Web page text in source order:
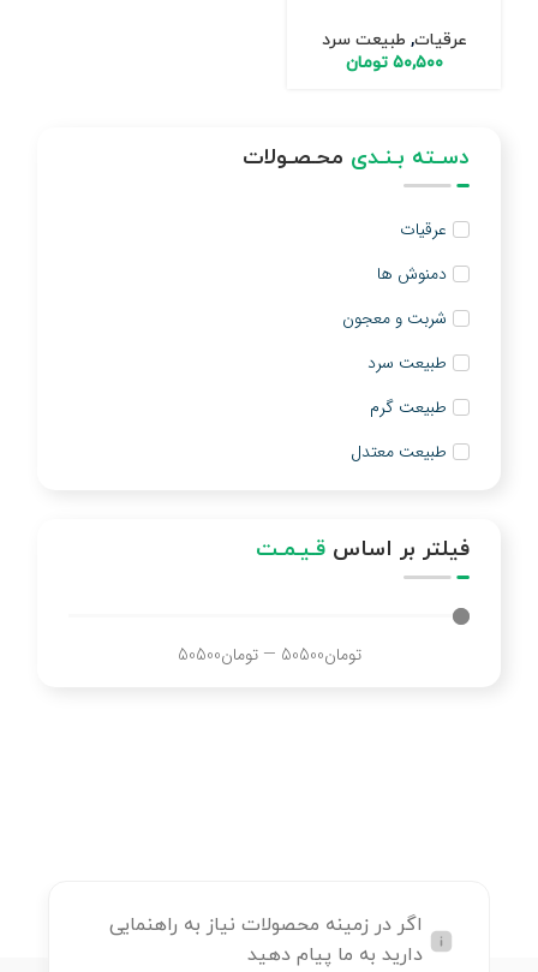
دسـته بـنـدی محـصـولات
عرقیات
دمنوش ها
شربت و معجون
طبیعت سرد
طبیعت گرم
طبیعت معتدل
فیلتر بر اساس قـیـمـت
تومان50500
—تومان50500
عرقیات, طبیعت سرد
۵۰,۵۰۰ تومان
اگر در زمینه محصولات نیاز به راهنمایی
دارید به ما پیام دهید